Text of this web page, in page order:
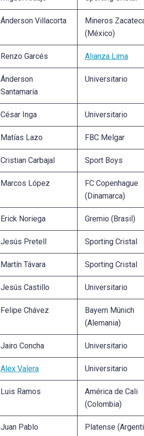
Ánderson Villacorta
Mineros
(México)
Renzo Garcés Alianza Lima
Ánderson
Santamaría
Universitario
César Inga Universitario
Matías Lazo FBC Melgar
Cristian Carbajal Sport Boys
Marcos López
FC Copenhague
(Dinamarca)
Erick Noriega Gremio (Brasil)
Jesús Pretell Sporting Cristal
Martín Távara Sporting Cristal
Jesús Castillo Universitario
Felipe Chávez
Bayern Múnich
(Alemania)
Jairo Concha Universitario
Alex Valera Universitario
Luis Ramos
América de Cali
(Colombia)
Juan Pablo
Platense